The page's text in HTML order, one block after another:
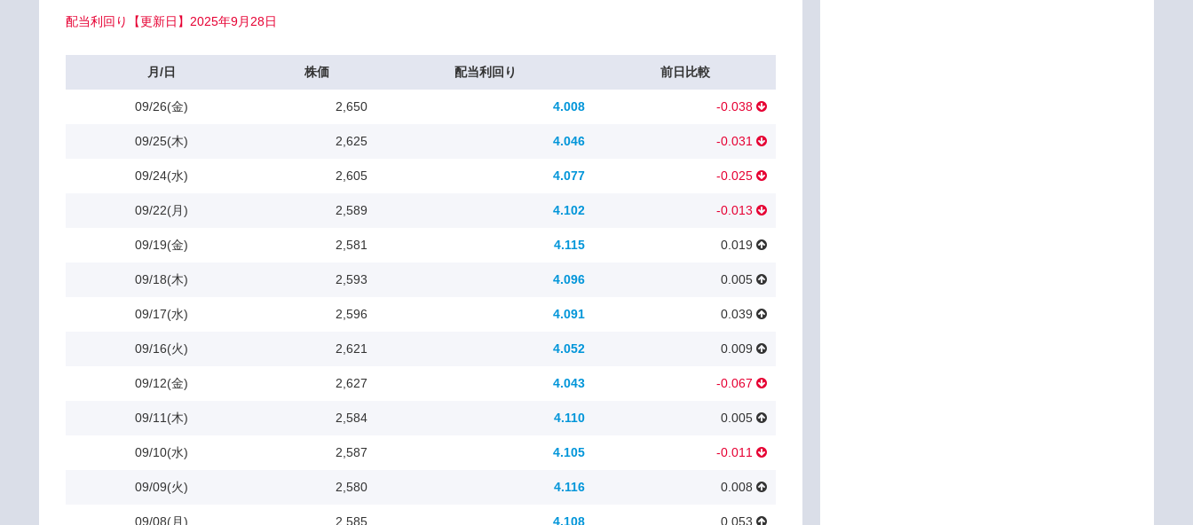
配当利回り【更新日】2025年9月28日
月/日 株価 配当利回り 前日比較
09/26(金) 2,650 4.008 -0.038
09/25(木) 2,625 4.046 -0.031
09/24(水) 2,605 4.077 -0.025
09/22(月) 2,589 4.102 -0.013
09/19(金) 2,581 4.115 0.019
09/18(木) 2,593 4.096 0.005
09/17(水) 2,596 4.091 0.039
09/16(火) 2,621 4.052 0.009
09/12(金) 2,627 4.043 -0.067
09/11(木) 2,584 4.110 0.005
09/10(水) 2,587 4.105 -0.011
09/09(火) 2,580 4.116 0.008
09/08(月) 2,585 4.108 0.053